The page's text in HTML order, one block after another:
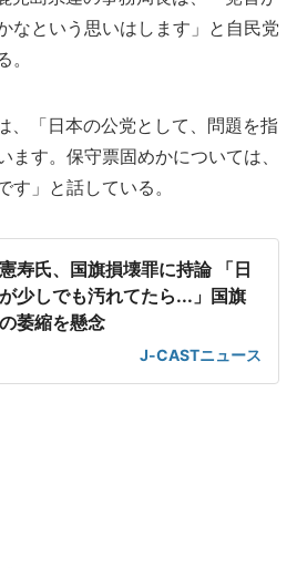
なという思いはします」と自民党
、「日本の公党として、問題を指
ます。保守票固めかについては、
す」と話している。
寿氏、国旗損壊罪に持論 「日
少しでも汚れてたら...」国旗
萎縮を懸念
J-CASTニュース